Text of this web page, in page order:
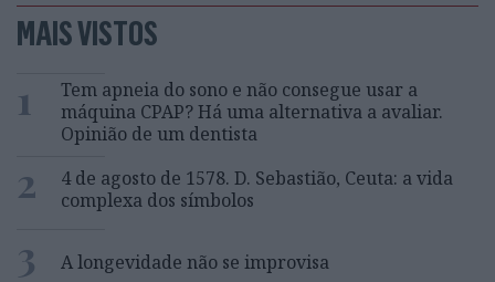
MAIS VISTOS
1
Tem apneia do sono e não consegue usar a
máquina CPAP? Há uma alternativa a avaliar.
Opinião de um dentista
2
4 de agosto de 1578. D. Sebastião, Ceuta: a vida
complexa dos símbolos
3 A longevidade não se improvisa